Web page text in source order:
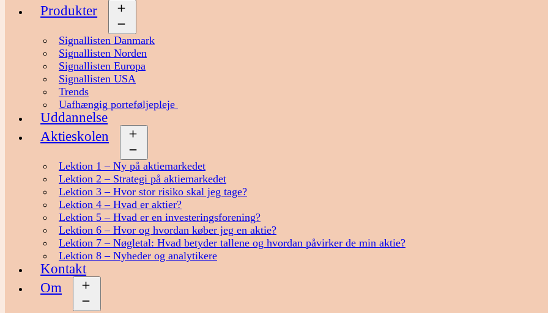
Produkter
Signallisten Danmark
Signallisten Norden
Signallisten Europa
Signallisten USA
Trends
Uafhængig porteføljepleje
Uddannelse
Aktieskolen
Lektion 1 – Ny på aktiemarkedet
Lektion 2 – Strategi på aktiemarkedet
Lektion 3 – Hvor stor risiko skal jeg tage?
Lektion 4 – Hvad er aktier?
Lektion 5 – Hvad er en investeringsforening?
Lektion 6 – Hvor og hvordan køber jeg en aktie?
Lektion 7 – Nøgletal: Hvad betyder tallene og hvordan påvirker de min aktie?
Lektion 8 – Nyheder og analytikere
Kontakt
Om